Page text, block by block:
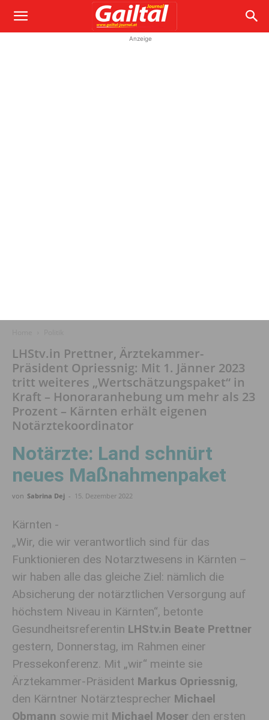
Anzeige
LHStv.in Prettner, Ärztekammer-
Präsident Opriessnig: Mit 1. Jänner 2023
tritt weiteres „Wertschätzungspaket“ in
Kraft – Honoraranhebung um mehr als 23
Prozent – Kärnten erhält eigenen
Notärztekoordinator
Notärzte: Land schnürt
neues Maßnahmenpaket
von Sabrina Dej - 15. Dezember 2022
Kärnten -
„Wir, die wir verantwortlich sind für das
Funktionieren des Notarztwesens in Kärnten –
wir haben alle das gleiche Ziel: nämlich die
Absicherung der notärztlichen Versorgung auf
höchstem Niveau in Kärnten“, betonte
Gesundheitsreferentin LHStv.in Beate Prettner
gestern, Donnerstag, im Rahmen einer
Pressekonferenz. Mit „wir“ meinte sie
Ärztekammer-Präsident Markus Opriessnig,
den Kärntner Notärztesprecher Michael
Obmann sowie mit Michael Moser den ersten